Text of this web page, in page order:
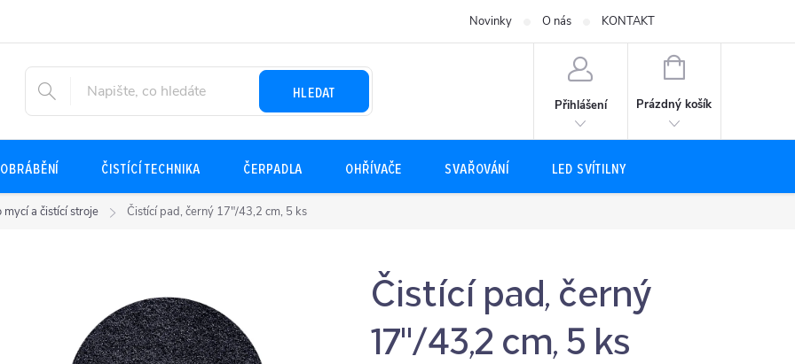
Novinky O nás KONTAKT
HLEDAT
Přihlášení
NÁKUPNÍ
Prázdný košík
ČISTÍCÍ TECHNIKA ČERPADLA OHŘÍVAČE SVAŘOVÁNÍ LED SVÍTILNY
a čistící stroje Čistící pad, černý 17"/43,2 cm, 5 ks
Čistící pad, černý
17"/43,2 cm, 5 ks